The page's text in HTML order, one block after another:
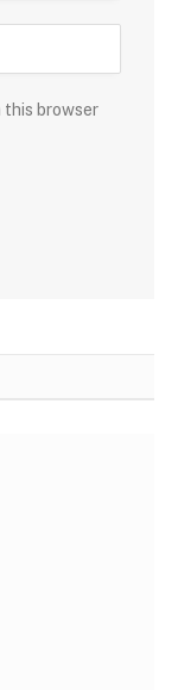
this browser